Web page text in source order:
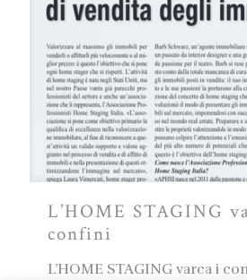
L’HOME STAGING
confini
L’HOME STAGING varca i